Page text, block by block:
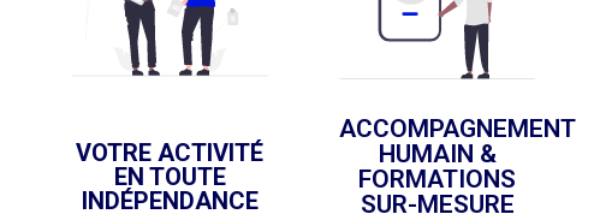
VOTRE ACTIVITÉ
EN TOUTE
INDÉPENDANCE
ACCOMPAGNEMENT
HUMAIN &
FORMATIONS
SUR-MESURE